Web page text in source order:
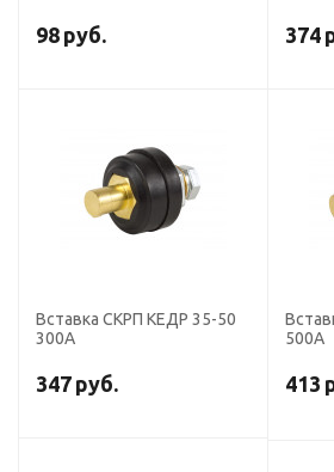
98 руб. 374
Вставка СКРП КЕДР 35-50
300А
347 руб.
500А
413